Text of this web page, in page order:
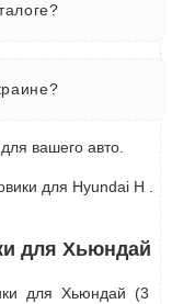
для вашего авто.
для Hyundai H .
для Хьюндай
для Хьюндай (3